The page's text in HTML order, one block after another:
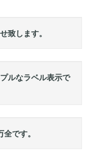
致します。
ルなラベル表示で
です。